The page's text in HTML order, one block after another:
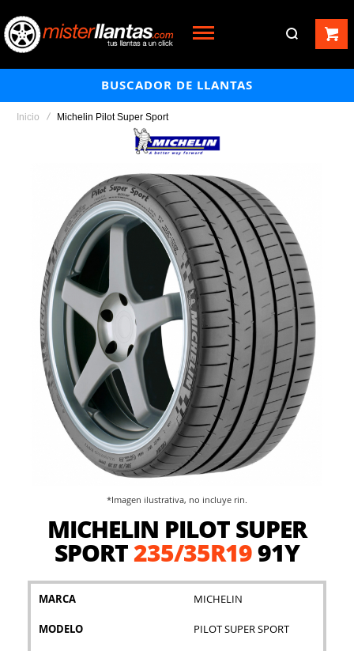
BUSCADOR DE LLANTAS
Inicio Michelin Pilot Super Sport
MICHELIN PILOT SUPER
SPORT235/35R1991Y
MARCA MICHELIN
MODELO PILOT SUPER SPORT
imágenes
*Imagen ilustrativa, no incluye rin.
comienzo
galería
imágenes